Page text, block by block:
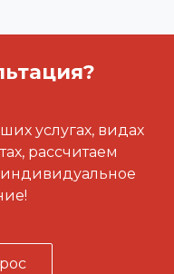
услугах, видах
рассчитаем